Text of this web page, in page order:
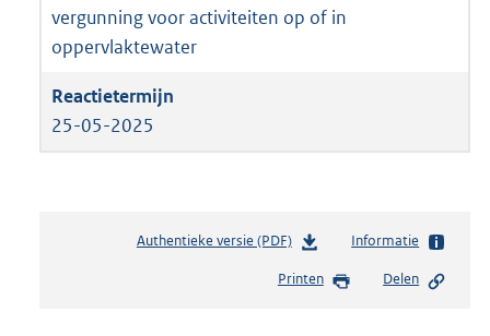
vergunning voor activiteiten op of in
oppervlaktewater
25-05-2025
Authentieke versie (PDF)b
s
Informatie
Printen Delen